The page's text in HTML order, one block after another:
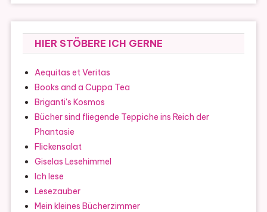
HIER STÖBERE ICH GERNE
Aequitas et Veritas
Books and a Cuppa Tea
Briganti's Kosmos
Bücher sind fliegende Teppiche ins Reich der
Phantasie
Flickensalat
Giselas Lesehimmel
Ich lese
Lesezauber
Mein kleines Bücherzimmer